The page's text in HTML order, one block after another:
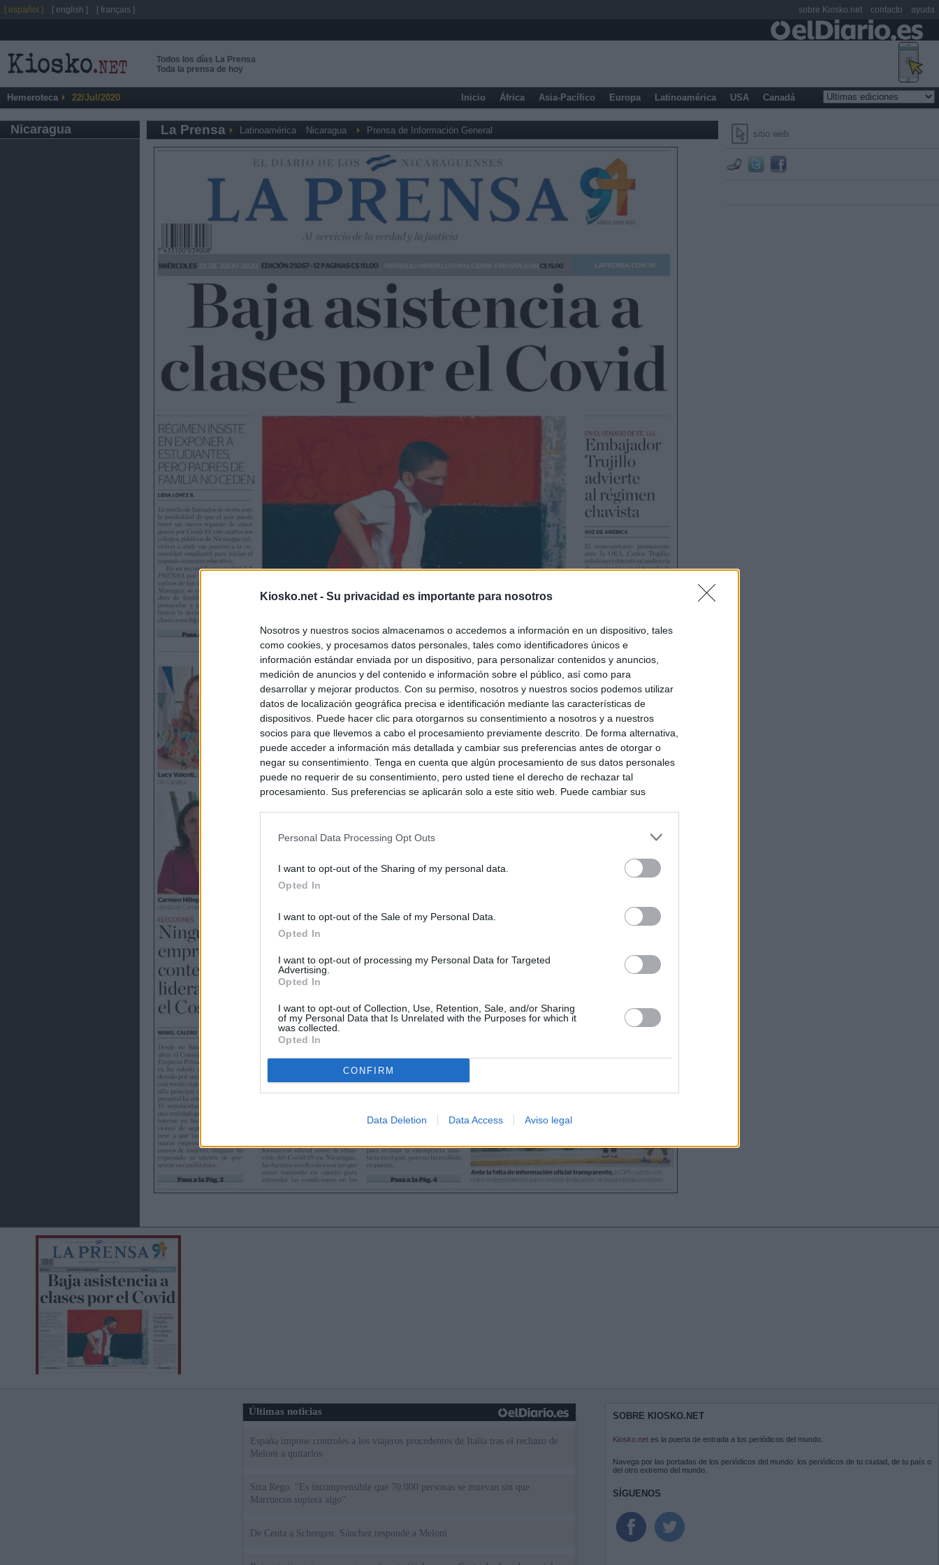
Kiosko.net - Su privacidad es importante para nosotros
Nosotros y nuestros socios almacenamos o accedemos a información en un dispositivo, tales
como cookies, y procesamos datos personales, tales como identificadores únicos e
información estándar enviada por un dispositivo, para personalizar contenidos y anuncios,
medición de anuncios y del contenido e información sobre el público, así como para
desarrollar y mejorar productos. Con su permiso, nosotros y nuestros socios podemos utilizar
datos de localización geográfica precisa e identificación mediante las características de
dispositivos. Puede hacer clic para otorgarnos su consentimiento a nosotros y a nuestros
socios para que llevemos a cabo el procesamiento previamente descrito. De forma alternativa,
puede acceder a información más detallada y cambiar sus preferencias antes de otorgar o
negar su consentimiento. Tenga en cuenta que algún procesamiento de sus datos personales
puede no requerir de su consentimiento, pero usted tiene el derecho de rechazar tal
procesamiento. Sus preferencias se aplicarán solo a este sitio web. Puede cambiar sus
Personal Data Processing Opt Outs
I want to opt-out of the Sharing of my personal data.
Opted In
I want to opt-out of the Sale of my Personal Data.
Opted In
I want to opt-out of processing my Personal Data for Targeted
Advertising.
Opted In
I want to opt-out of Collection, Use, Retention, Sale, and/or Sharing
of my Personal Data that Is Unrelated with the Purposes for which it
was collected.
Opted In
CONFIRM
Data Deletion Data Access Aviso legal
Todos los días La Prensa
Toda la prensa de hoy
Hemeroteca 22/Jul/2020 Inicio África Asia-Pacífico Europa Latinoamérica USA Canadá
Nicaragua sitio web
La Prensa Latinoamérica Nicaragua Prensa de Información General
Últimas noticias
España impone controles a los viajeros procedentes de Italia tras el rechazo de
Meloni a quitarlos
Sira Rego: "Es incomprensible que 70.000 personas se muevan sin que
Marruecos supiera algo"
De Ceuta a Schengen: Sánchez responde a Meloni
SOBRE KIOSKO.NET
Kiosko.net es la puerta de entrada a los periódicos del mundo.
Navega por las portadas de los periódicos del mundo: los periódicos de tu ciudad, de tu país o
del otro extremo del mundo.
SÍGUENOS
[ español ] [ english ] [ français ] sobre Kiosko.net contacto ayuda